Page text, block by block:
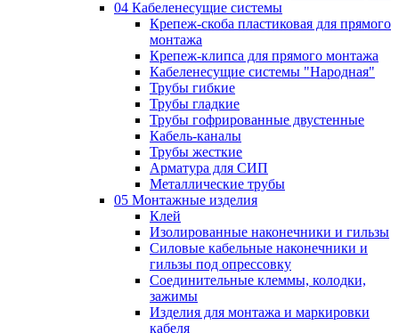
04 Кабеленесущие системы
Крепеж-скоба пластиковая для прямого
монтажа
Крепеж-клипса для прямого монтажа
Кабеленесущие системы "Народная"
Трубы гибкие
Трубы гладкие
Трубы гофрированные двустенные
Кабель-каналы
Трубы жесткие
Арматура для СИП
Металлические трубы
05 Монтажные изделия
Клей
Изолированные наконечники и гильзы
Силовые кабельные наконечники и
гильзы под опрессовку
Соединительные клеммы, колодки,
зажимы
Изделия для монтажа и маркировки
кабеля